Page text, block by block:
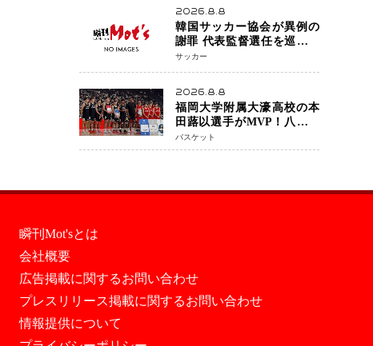
利
2026.8.8
韓国サッカー協会が異例の
謝罪 代表監督選任を巡る疑
惑など相次ぐ問題「組織の
刷新」誓う
サッカー
2026.8.8
福岡大学附属大濠高校の本
田蕗以選手がMVP！八村塁
主宰「BLACK SAMURAI
SUMMIT 2026」で存在感
バスケット
瞬刊Mot'sとは
会社概要
広告掲載に関するお問い合わせ
プレスリリース掲載に関するお問い合わせ
情報提供について